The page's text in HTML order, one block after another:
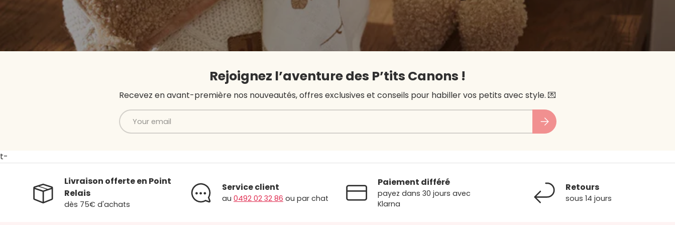
Rejoignez l’aventure des P’tits Canons !
Recevez en avant-première nos nouveautés, offres exclusives et conseils pour habiller vos petits avec style. 💌
Email Subscribe
t-
Livraison offerte en Point
Relais
dès 75€ d'achats
Service client
au 0492 02 32 86 ou par chat
Paiement différé
payez dans 30 jours avec
Klarna
Retours
sous 14 jours